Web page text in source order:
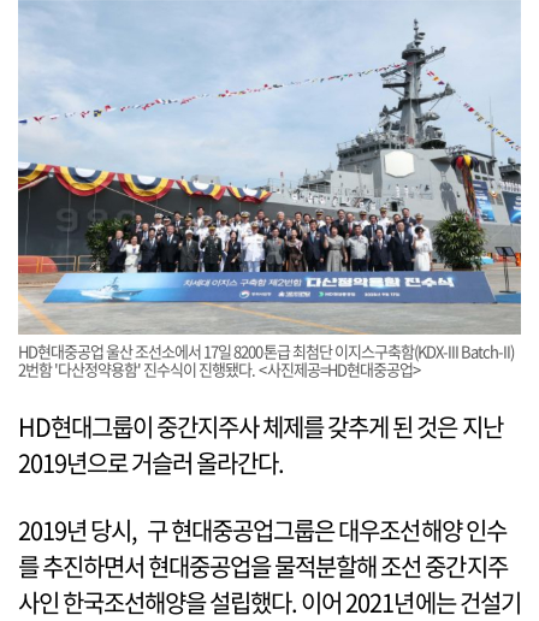
HD현대중공업 울산 조선소에서 17일 8200톤급 최첨단 이지스구축함(KDX-III Batch-II)
2번함 '다산정약용함' 진수식이 진행됐다. <사진제공=HD현대중공업>
HD현대그룹이 중간지주사 체제를 갖추게 된 것은 지난
2019년으로 거슬러 올라간다.
2019년 당시, 구 현대중공업그룹은 대우조선해양 인수
를 추진하면서 현대중공업을 물적분할해 조선 중간지주
사인 한국조선해양을 설립했다. 이어 2021년에는 건설기